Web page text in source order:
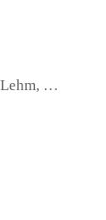
Lehm, …